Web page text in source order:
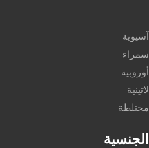
آسيوية
سمراء
أوروبية
لاتينية
مختلطة
الجنسية